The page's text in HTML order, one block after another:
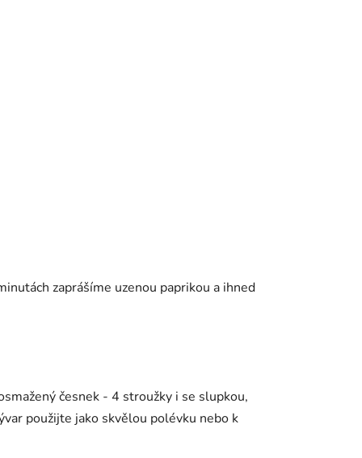
zaprášíme uzenou paprikou a ihned
česnek - 4 stroužky i se slupkou,
použijte jako skvělou polévku nebo k